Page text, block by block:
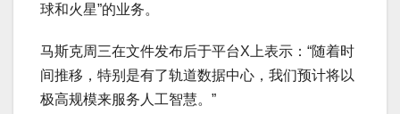
球和火星”的业务。
马斯克周三在文件发布后于平台X上表示：“随着时
间推移，特别是有了轨道数据中心，我们预计将以
极高规模来服务人工智慧。”